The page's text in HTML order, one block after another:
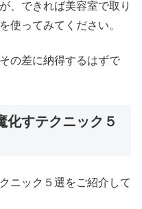
、できれば美容室で取り
使ってみてください。
の差に納得するはずで
化すテクニック５
ニック５選をご紹介して